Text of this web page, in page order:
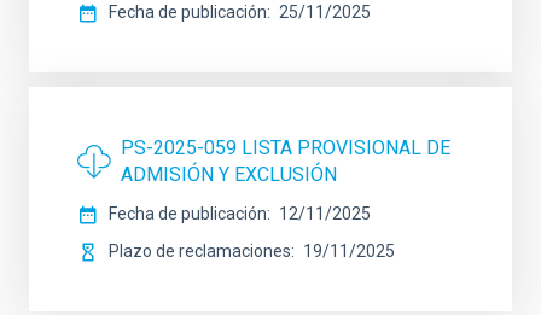
Fecha de publicación 25/11/2025
PS-2025-059 LISTA PROVISIONAL DE
ADMISIÓN Y EXCLUSIÓN
Fecha de publicación
12/11/2025
Plazo de reclamaciones
19/11/2025